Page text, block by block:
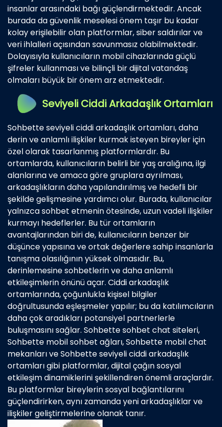
insanlar arasındaki bağı güçlendirmektedir. Ancak
burada da güvenlik meselesi önem taşır bu kadar
kolay erişilebilir olan platformlar, siber saldırılar ve
veri ihlalleri açısından savunmasız olabilmektedir.
Dolayısıyla kullanıcıların mobil cihazlarında güçlü
şifreler kullanması ve bilinçli bir dijital vatandaş
olmaları büyük bir önem arz etmektedir.
Seviyeli Ciddi Arkadaşlık Ortamları
Sohbette seviyeli ciddi arkadaşlık ortamları, daha
derin ve anlamlı ilişkiler kurmak isteyen bireyler için
özel olarak tasarlanmış platformlardır. Bu
ortamlarda, kullanıcıların belirli bir yaş aralığına, ilgi
alanlarına ve amaca göre gruplara ayrılması,
arkadaşlıkların daha yapılandırılmış ve hedefli bir
şekilde gelişmesine yardımcı olur. Burada, kullanıcılar
yalnızca sohbet etmenin ötesinde, uzun vadeli ilişkiler
kurmayı hedeflerler. Bu tür ortamların
avantajlarından biri de, kullanıcıların benzer bir
düşünce yapısına ve ortak değerlere sahip insanlarla
tanışma olasılığının yüksek olmasıdır. Bu,
derinlemesine sohbetlerin ve daha anlamlı
etkileşimlerin önünü açar. Ciddi arkadaşlık
ortamlarında, çoğunlukla kişisel bilgiler
doğrultusunda eşleşmeler yapılır; bu da katılımcıların
daha çok aradıkları potansiyel partnerlerle
buluşmasını sağlar. Sohbette sohbet chat siteleri,
Sohbette mobil sohbet ağları, Sohbette mobil chat
mekanları ve Sohbette seviyeli ciddi arkadaşlık
ortamları gibi platformlar, dijital çağın sosyal
etkileşim dinamiklerini şekillendiren önemli araçlardır.
Bu platformlar bireylerin sosyal bağlantılarını
güçlendirirken, aynı zamanda yeni arkadaşlıklar ve
ilişkiler geliştirmelerine olanak tanır.